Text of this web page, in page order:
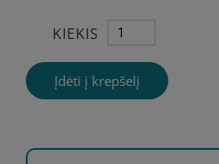
KIEKIS
Įdėti į krepšelį